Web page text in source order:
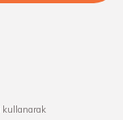
kullanarak